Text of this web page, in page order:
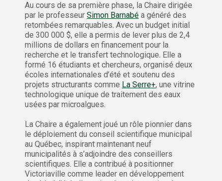
Au cours de sa première phase, la Chaire dirigée
par le professeur Simon Barnabé a généré des
retombées remarquables. Avec un budget initial
de 300 000 $, elle a permis de lever plus de 2,4
millions de dollars en financement pour la
recherche et le transfert technologique. Elle a
formé 16 étudiants et chercheurs, organisé deux
écoles internationales d’été et soutenu des
projets structurants comme La Serre+, une vitrine
technologique unique de traitement des eaux
usées par microalgues.
La Chaire a également joué un rôle pionnier dans
le déploiement du conseil scientifique municipal
au Québec, inspirant maintenant neuf
municipalités à s’adjoindre des conseillers
scientifiques. Elle a contribué à positionner
Victoriaville comme leader en développement